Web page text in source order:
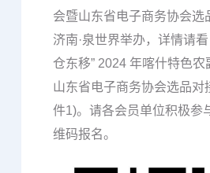
会暨山东省电子商务协会选
济南·泉世界举办，详情请
仓东移” 2024 年喀什特色
山东省电子商务协会选品对
件1)。请各会员单位积极参
维码报名。